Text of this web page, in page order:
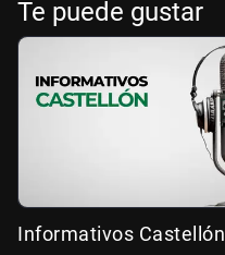
Te puede gustar
Informativos Castellón